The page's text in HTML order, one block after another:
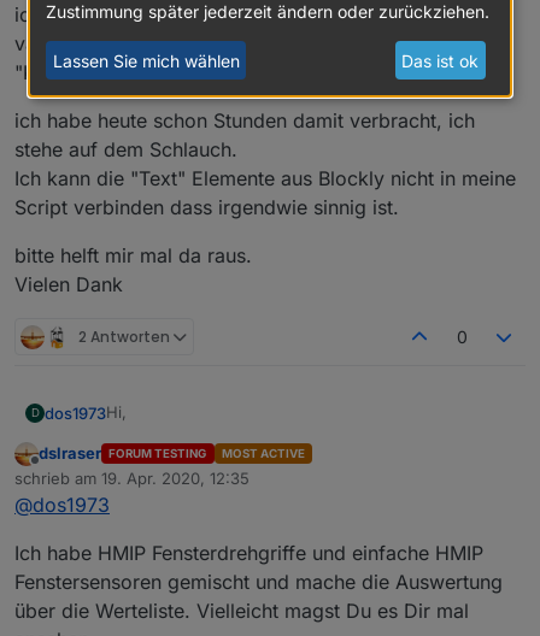
ich müsste alle den Inhalt meiner variable "
var_text_fenster_geschlossen" einlesen und das letzte
"Komma" entfernen, bevor ich den Datenpunkt fülle.
ich habe heute schon Stunden damit verbracht, ich
stehe auf dem Schlauch.
Ich kann die "Text" Elemente aus Blockly nicht in meine
Script verbinden dass irgendwie sinnig ist.
bitte helft mir mal da raus.
Vielen Dank
2 Antworten 0
D dos1973Hi,
ich versuche ein "letztes Komma" in meinem DP zu
entfernen, aber egal wo ich ansetze es zerschiesst
mir mein Blockly. Es gibt ein Haufen Fenster Status
was ich gerne wollte. Ich also nachfolgendes Blockly
und es funktioniert einwandfrei nur habe ich eben ein
"letztes Komma" in meinem DP, das ich aus
"Perfektionsgründen" gerne weg hätte.
mein Blockly ist bestimmt nich so elegant wieviele
ich gehe reagier auf die Trigger der HM Fenstergriffe
und schreibe abhängig davon in variable den Namen
der Fenster.
Offline
dslraser FORUM TESTING MOST ACTIVE
schrieb am 19. Apr. 2020, 12:35
zuletzt editiert von
@dos1973
Ich habe HMIP Fensterdrehgriffe und einfache HMIP
Fenstersensoren gemischt und mache die Auswertung
über die Werteliste. Vielleicht magst Du es Dir mal
Zustimmung später jederzeit ändern oder zurückziehen.
Lassen Sie mich wählen Das ist ok